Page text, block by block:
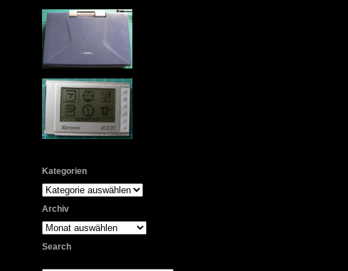
Kategorien
Kategorien
Archiv
Archiv
Search